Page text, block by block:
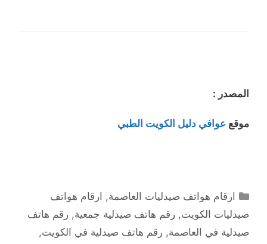
المصدر :
موقع عوافي دليل الكويت الطبي
التصنيفات
ارقام هواتف صيدليات العاصمة, ارقام هواتف
صيدليات الكويت, رقم هاتف صيدلية جمعية, رقم هاتف
صيدلية في العاصمة, رقم هاتف صيدلية في الكويت,